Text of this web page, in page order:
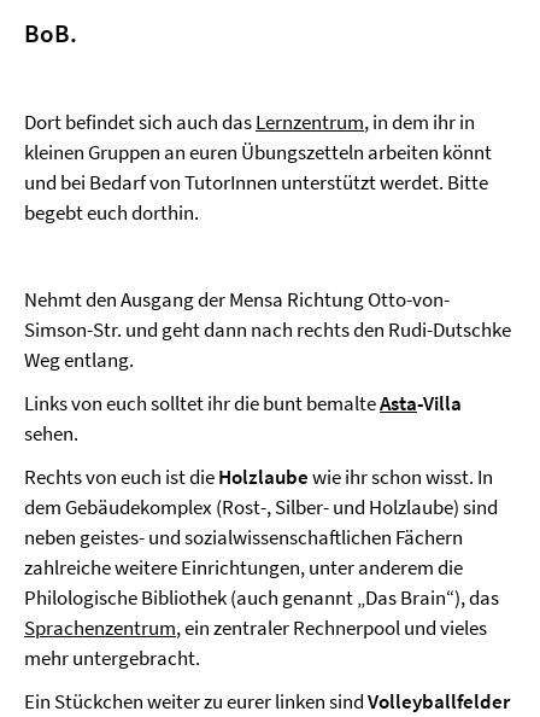
BoB.
Dort befindet sich auch dasLernzentrum, in dem ihr in
kleinen Gruppen an euren Übungszetteln arbeiten könnt
und bei Bedarf von TutorInnen unterstützt werdet. Bitte
begebt euch dorthin.
Nehmt den Ausgang der Mensa Richtung Otto-von-
Simson-Str. und geht dann nach rechts den Rudi-Dutschke
Weg entlang.
Links von euch solltet ihr die bunt bemalteAsta-Villa
sehen.
Rechts von euch ist dieHolzlaubewie ihr schon wisst. In
dem Gebäudekomplex (Rost-, Silber- und Holzlaube) sind
neben geistes- und sozialwissenschaftlichen Fächern
zahlreiche weitere Einrichtungen, unter anderem die
Philologische Bibliothek (auch genannt „Das Brain“), das
Sprachenzentrum, ein zentraler Rechnerpool und vieles
mehr untergebracht.
Ein Stückchen weiter zu eurer linken sindVolleyballfelder